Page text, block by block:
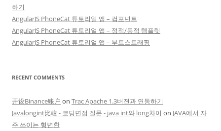
하기
AngularJS PhoneCat 튜토리얼 앱 – 컴포넌트
AngularJS PhoneCat 튜토리얼 앱 – 정적/동적 템플릿
AngularJS PhoneCat 튜토리얼 앱 – 부트스트래핑
RECENT COMMENTS
开设Binance账户 on Trac Apache 1.3버젼과 연동하기
Javalongint比較 - 코딩면접 질문 - java int와 long차이 on JAVA에서 자
주 쓰이는 형변환